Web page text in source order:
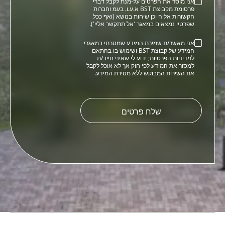
פרסומת מקבוצת BST א.ע.ו. בעמ וחברות
הקשורות אליה וכן שיחות בנושא (ואף ככל
שפרטיי נמצאים במאגר 'אל תתקשר אליי').
אני מאשר/ת שמירת המידע שמסרתי במאגרי
המידע של קבוצת BST ושימוש בו בהתאם
למדיניות הפרטיות; ידוע לי שאיני חייב/ת
למסור את המידע לפי חוק אך לא אוכל לקבל
את השירות המבוקש ללא מסירת המידע.
leave
this